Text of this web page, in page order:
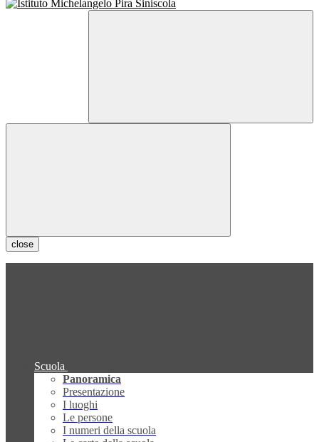
close
Scuola
Panoramica
Presentazione
I luoghi
Le persone
I numeri della scuola